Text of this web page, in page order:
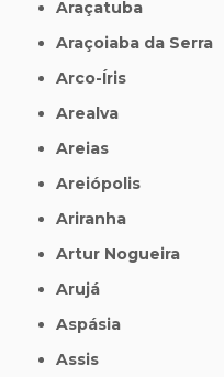
Araçatuba
Araçoiaba da Serra
Arco-Íris
Arealva
Areias
Areiópolis
Ariranha
Artur Nogueira
Arujá
Aspásia
Assis